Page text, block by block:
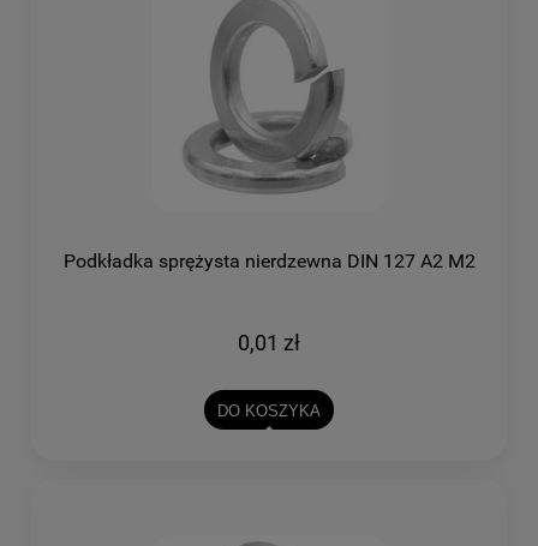
Podkładka sprężysta nierdzewna DIN 127 A2 M2
0,01 zł
DO KOSZYKA